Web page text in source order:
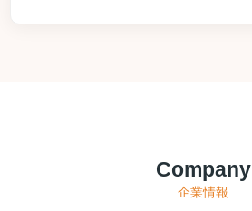
Company
企業情報